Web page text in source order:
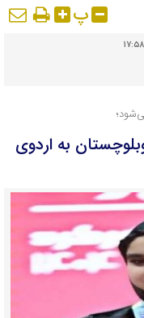
پ
به اردوی